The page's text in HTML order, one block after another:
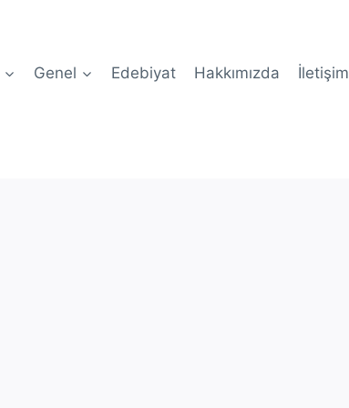
Genel Edebiyat Hakkımızda İletişim